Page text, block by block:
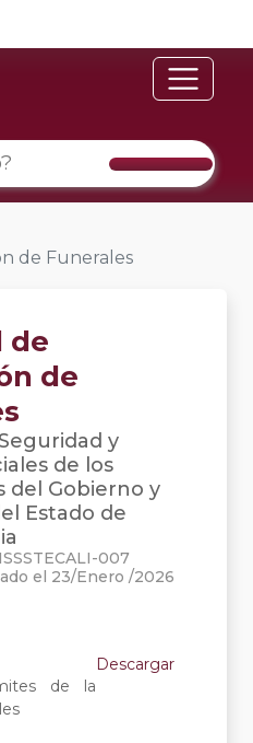
de Funerales
de
de
y
de los
del Gobierno y
Estado de
007
el 23/Enero /2026
Descargar
de la